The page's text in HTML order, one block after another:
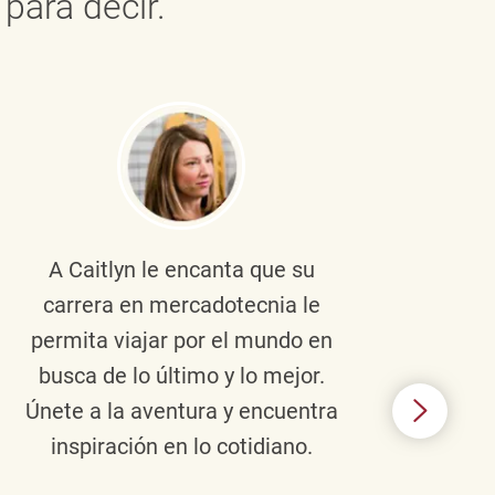
A Caitlyn le encanta que su
carrera en mercadotecnia le
permita viajar por el mundo en
busca de lo último y lo mejor.
Únete a la aventura y encuentra
inspiración en lo cotidiano.